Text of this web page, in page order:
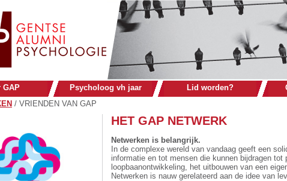
GAP Psycholoog vh jaar Lid worden?
/ VRIENDEN VAN GAP
HET GAP NETWERK
Netwerken is belangrijk.
In de complexe wereld van vandaag geeft een
informatie en tot mensen die kunnen bijdragen tot
loopbaanontwikkeling, het uitbouwen van een
Netwerken is nauw gerelateerd aan de idee van